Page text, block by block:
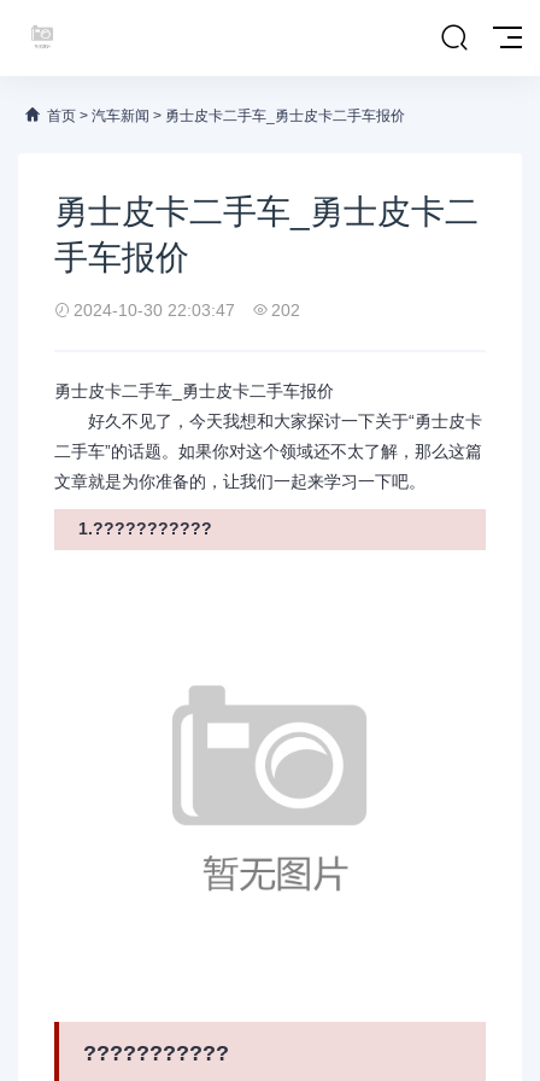
首页 > 汽车新闻 > 勇士皮卡二手车_勇士皮卡二手车报价
勇士皮卡二手车_勇士皮卡二
手车报价
2024-10-30 22:03:47 202
勇士皮卡二手车_勇士皮卡二手车报价
好久不见了，今天我想和大家探讨一下关于“勇士皮卡
二手车”的话题。如果你对这个领域还不太了解，那么这篇
文章就是为你准备的，让我们一起来学习一下吧。
1.???????????
???????????